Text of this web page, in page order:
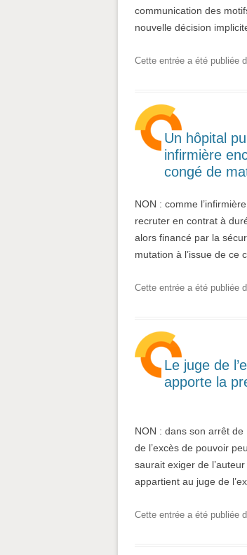
communication des
nouvelle décision
Cette entrée a été publiée
Un hôpital
infirmière
congé de
NON : comme
recruter en contrat à
alors financé par la
mutation à l’issue de ce
Cette entrée a été publiée
Le juge de
apporte la
NON : dans son arrêt
de l’excès de pouvoir
saurait exiger de
appartient au juge de
Cette entrée a été publiée